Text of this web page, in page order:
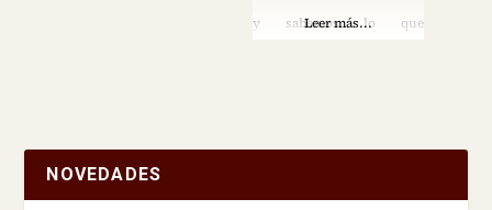
y sabemos lo que
años de experiencia como
Leer más...
NOVEDADES